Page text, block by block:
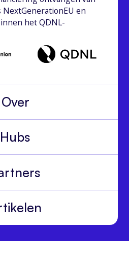
NextGenerationEU en
het QDNL-
Over
Hubs